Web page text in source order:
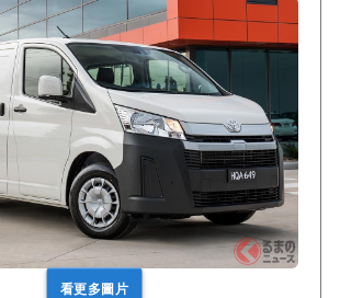
看更多圖片